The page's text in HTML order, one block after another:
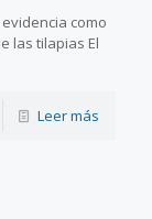
como
las tilapias El
Leer más